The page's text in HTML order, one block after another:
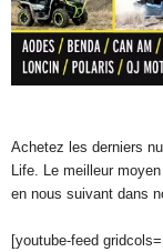
Achetez les derniers
Life. Le meilleur
en nous suivant dans
[youtube-feed